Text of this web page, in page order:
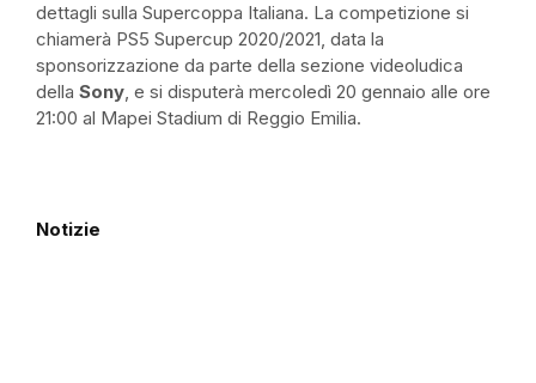
dettagli sulla Supercoppa Italiana. La competizione si
chiamerà PS5 Supercup 2020/2021, data la
sponsorizzazione da parte della sezione videoludica
della Sony, e si disputerà mercoledì 20 gennaio alle ore
21:00 al Mapei Stadium di Reggio Emilia.
Notizie